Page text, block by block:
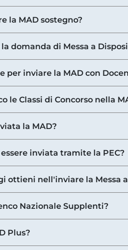
la MAD sostegno?
domanda di Messa a
per inviare la MAD con
le Classi di Concorso nella
la MAD?
inviata tramite la PEC?
ottieni nell'inviare la Messa
Nazionale Supplenti?
Plus?